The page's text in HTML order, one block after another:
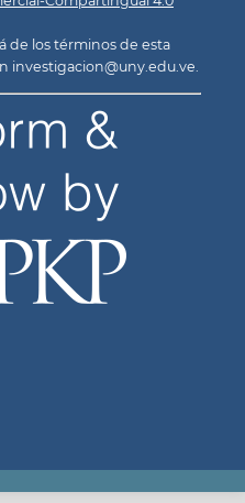
de los términos de esta
investigacion@uny.edu.ve.